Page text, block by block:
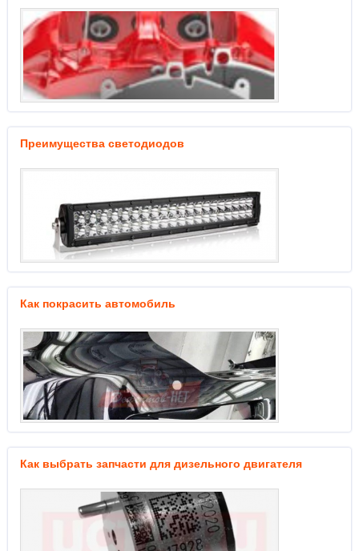
Преимущества светодиодов
Как покрасить автомобиль
Как выбрать запчасти для дизельного двигателя